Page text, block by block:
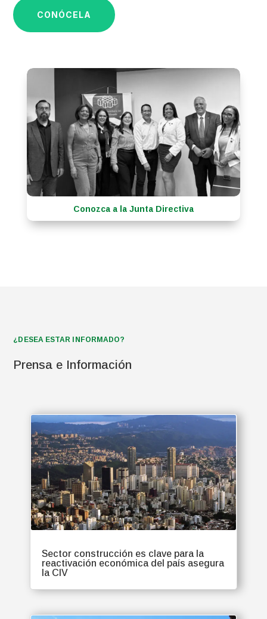
CONÓCELA
Conozca a la Junta Directiva
¿DESEA ESTAR INFORMADO?
Prensa e Información
Sector construcción es clave para la
reactivación económica del país asegura
la CIV